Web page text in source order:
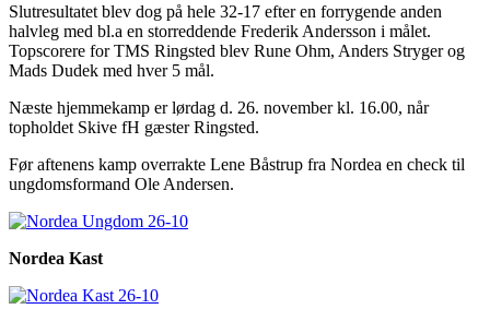
Slutresultatet blev dog på hele 32-17 efter en forrygende anden
halvleg med bl.a en storreddende Frederik Andersson i målet.
Topscorere for TMS Ringsted blev Rune Ohm, Anders Stryger og
Mads Dudek med hver 5 mål.
Næste hjemmekamp er lørdag d. 26. november kl. 16.00, når
topholdet Skive fH gæster Ringsted.
Før aftenens kamp overrakte Lene Båstrup fra Nordea en check til
ungdomsformand Ole Andersen.
Nordea Kast